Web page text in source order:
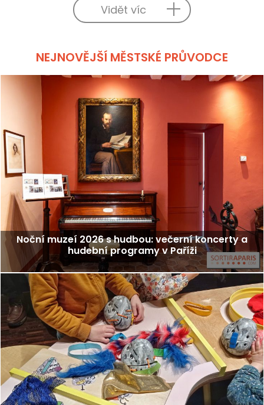
Vidět víc
NEJNOVĚJŠÍ MĚSTSKÉ PRŮVODCE
Noční muzeí 2026 s hudbou: večerní koncerty a
hudební programy v Paříži